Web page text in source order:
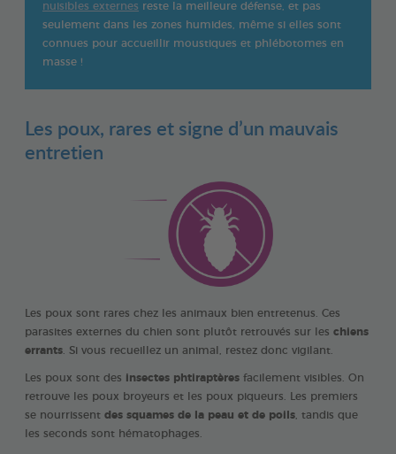
nuisibles externes reste la meilleure défense, et pas
seulement dans les zones humides, même si elles sont
connues pour accueillir moustiques et phlébotomes en
masse !
Les poux, rares et signe d’un mauvais
entretien
Les poux sont rares chez les animaux bien entretenus. Ces
parasites externes du chien sont plutôt retrouvés sur les chiens
errants . Si vous recueillez un animal, restez donc vigilant.
Les poux sont des insectes phtiraptères facilement visibles. On
retrouve les poux broyeurs et les poux piqueurs. Les premiers
se nourrissent des squames de la peau et de poils , tandis que
les seconds sont hématophages.